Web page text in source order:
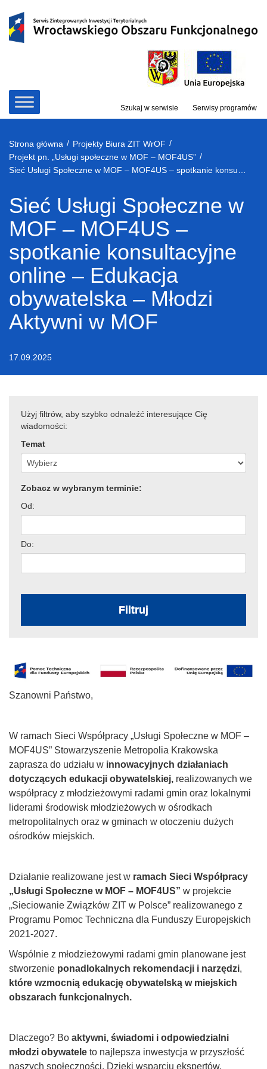
treści
Szukaj w serwisie Serwisy programów
Strona główna / Projekty Biura ZIT WrOF /
Projekt pn. „Usługi społeczne w MOF – MOF4US” /
Sieć Usługi Społeczne w
MOF – MOF4US –
spotkanie konsultacyjne
online – Edukacja
obywatelska – Młodzi
Aktywni w MOF
17.09.2025
Użyj filtrów, aby szybko odnaleźć interesujące Cię
wiadomości:
Temat
Zobacz w wybranym terminie:
Od:
Do:
Filtruj
Szanowni Państwo,
W ramach Sieci Współpracy „Usługi Społeczne w MOF –
MOF4US” Stowarzyszenie Metropolia Krakowska
zaprasza do udziału w innowacyjnych działaniach
dotyczących edukacji obywatelskiej, realizowanych we
współpracy z młodzieżowymi radami gmin oraz lokalnymi
liderami środowisk młodzieżowych w ośrodkach
metropolitalnych oraz w gminach w otoczeniu dużych
ośrodków miejskich.
Działanie realizowane jest w ramach Sieci Współpracy
„Usługi Społeczne w MOF – MOF4US” w projekcie
„Sieciowanie Związków ZIT w Polsce” realizowanego z
Programu Pomoc Techniczna dla Funduszy Europejskich
2021-2027.
Wspólnie z młodzieżowymi radami gmin planowane jest
stworzenie ponadlokalnych rekomendacji i narzędzi,
które wzmocnią edukację obywatelską w miejskich
obszarach funkcjonalnych.
Dlaczego? Bo aktywni, świadomi i odpowiedzialni
młodzi obywatele to najlepsza inwestycja w przyszłość
naszych społeczności. Dzięki wsparciu ekspertów,